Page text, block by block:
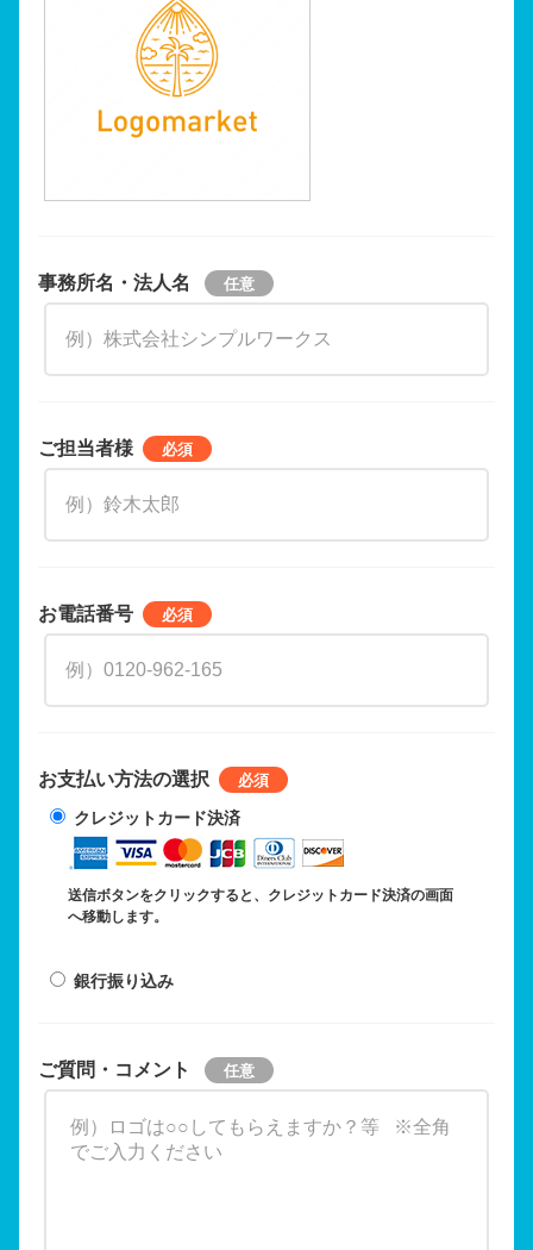
事務所名・法人名
ご担当者様
お電話番号
お支払い方法の選択
クレジットカード決済
送信ボタンをクリックすると、クレジットカード決済の画面
へ移動します。
銀行振り込み
ご質問・コメント